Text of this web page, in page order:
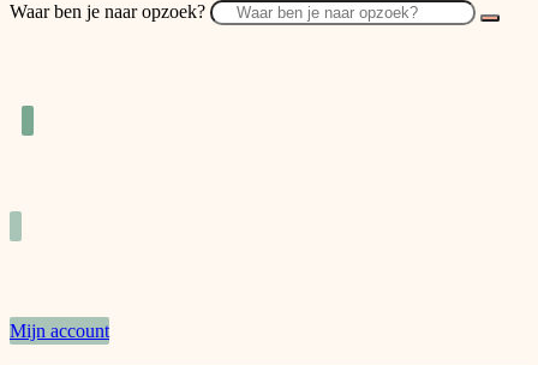
Waar ben je naar opzoek?
Mijn account